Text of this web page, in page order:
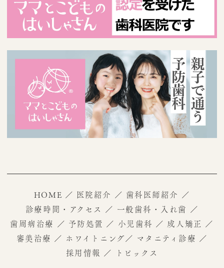
HOME ／ 医院紹介 ／ 歯科医師紹介
／
診療時間・アクセス
／ 一般歯科・入れ歯
／
歯周病治療
／ 予防処置 ／ 小児歯科 ／ 成人矯正
／
審美治療
／ ホワイトニング ／ マタニティ診療
／
採用情報
／ トピックス